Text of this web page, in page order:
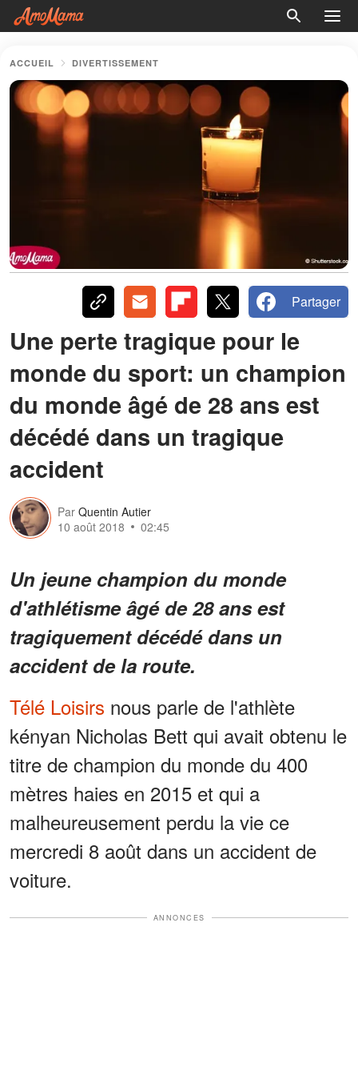
ACCUEIL DIVERTISSEMENT
Partager
Une perte tragique pour le
monde du sport: un champion
du monde âgé de 28 ans est
décédé dans un tragique
accident
Par Quentin Autier
10 août 2018
02:45
Un jeune champion du monde
d'athlétisme âgé de 28 ans est
tragiquement décédé dans un
accident de la route.
Télé Loisirs nous parle de l'athlète
kényan Nicholas Bett qui avait obtenu le
titre de champion du monde du 400
mètres haies en 2015 et qui a
malheureusement perdu la vie ce
mercredi 8 août dans un accident de
voiture.
ANNONCES